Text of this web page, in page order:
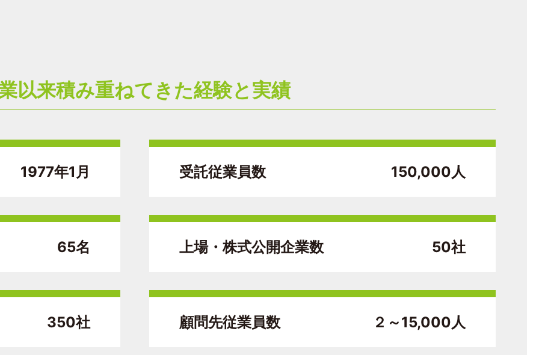
以来積み重ねてきた経験と実績
1977年1月 受託従業員数 150,000人
65名 上場・株式公開企業数 50社
350社 顧問先従業員数 ２～15,000人